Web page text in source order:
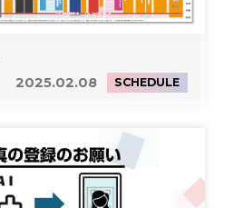
2025.02.08 SCHEDULE